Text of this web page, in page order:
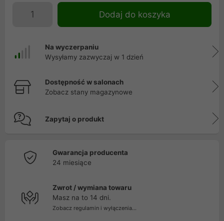
Dodaj do koszyka
Na wyczerpaniu
Wysyłamy zazwyczaj w 1 dzień
Dostępność w salonach
Zobacz stany magazynowe
Zapytaj o produkt
Gwarancja producenta
24 miesiące
Zwrot / wymiana towaru
Masz na to 14 dni.
Zobacz regulamin i wyłączenia...